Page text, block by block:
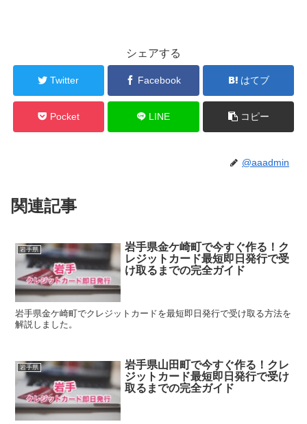
シェアする
Twitter Facebook はてブ
Pocket LINE コピー
@aaadmin
関連記事
岩手県
岩手県金ケ崎町で今すぐ作る！ク
レジットカード最短即日発行で受
け取るまでの完全ガイド
岩手県金ケ崎町でクレジットカードを最短即日発行で受け取る方法を
解説しました。
岩手県
岩手県山田町で今すぐ作る！クレ
ジットカード最短即日発行で受け
取るまでの完全ガイド